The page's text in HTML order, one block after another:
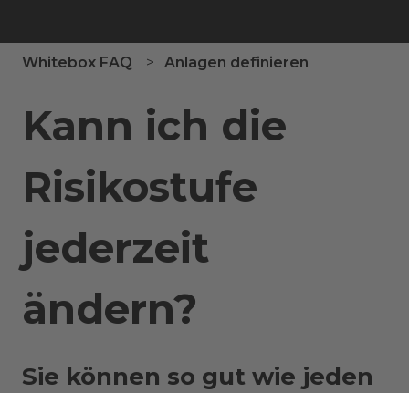
Whitebox FAQ Anlagen definieren
Kann ich die
Risikostufe
jederzeit
ändern?
Sie können so gut wie jeden